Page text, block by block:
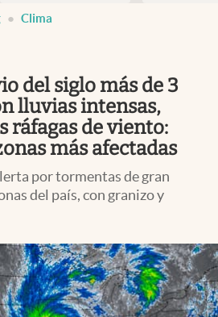
Clima
del siglo más de 3
lluvias intensas,
ráfagas de viento:
más afectadas
por tormentas de gran
del país, con granizo y